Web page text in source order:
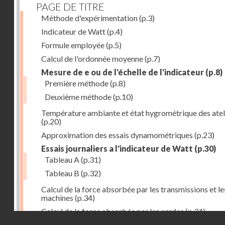
PAGE DE TITRE
Méthode d'expérimentation(p.3)
Indicateur de Watt(p.4)
Formule employée(p.5)
Calcul de l'ordonnée moyenne(p.7)
Mesure de e ou de l'échelle de l'indicateur (p.8)
Première méthode(p.8)
Deuxième méthode(p.10)
Température ambiante et état hygrométrique des
(p.20)
Approximation des essais dynamométriques (p.23)
Essais journaliers a l'indicateur de Watt (p.30)
Tableau A (p.31)
Tableau B (p.32)
Calcul de la force absorbée par les transmissions et
machines (p.34)
Calcul de la force absorbée par les cardes(p.34)